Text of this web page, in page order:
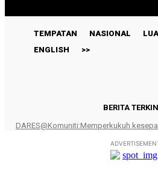
TEMPATAN NASIONAL
ENGLISH
>>
BERITA
DARES@Komuniti:Memperkukuh